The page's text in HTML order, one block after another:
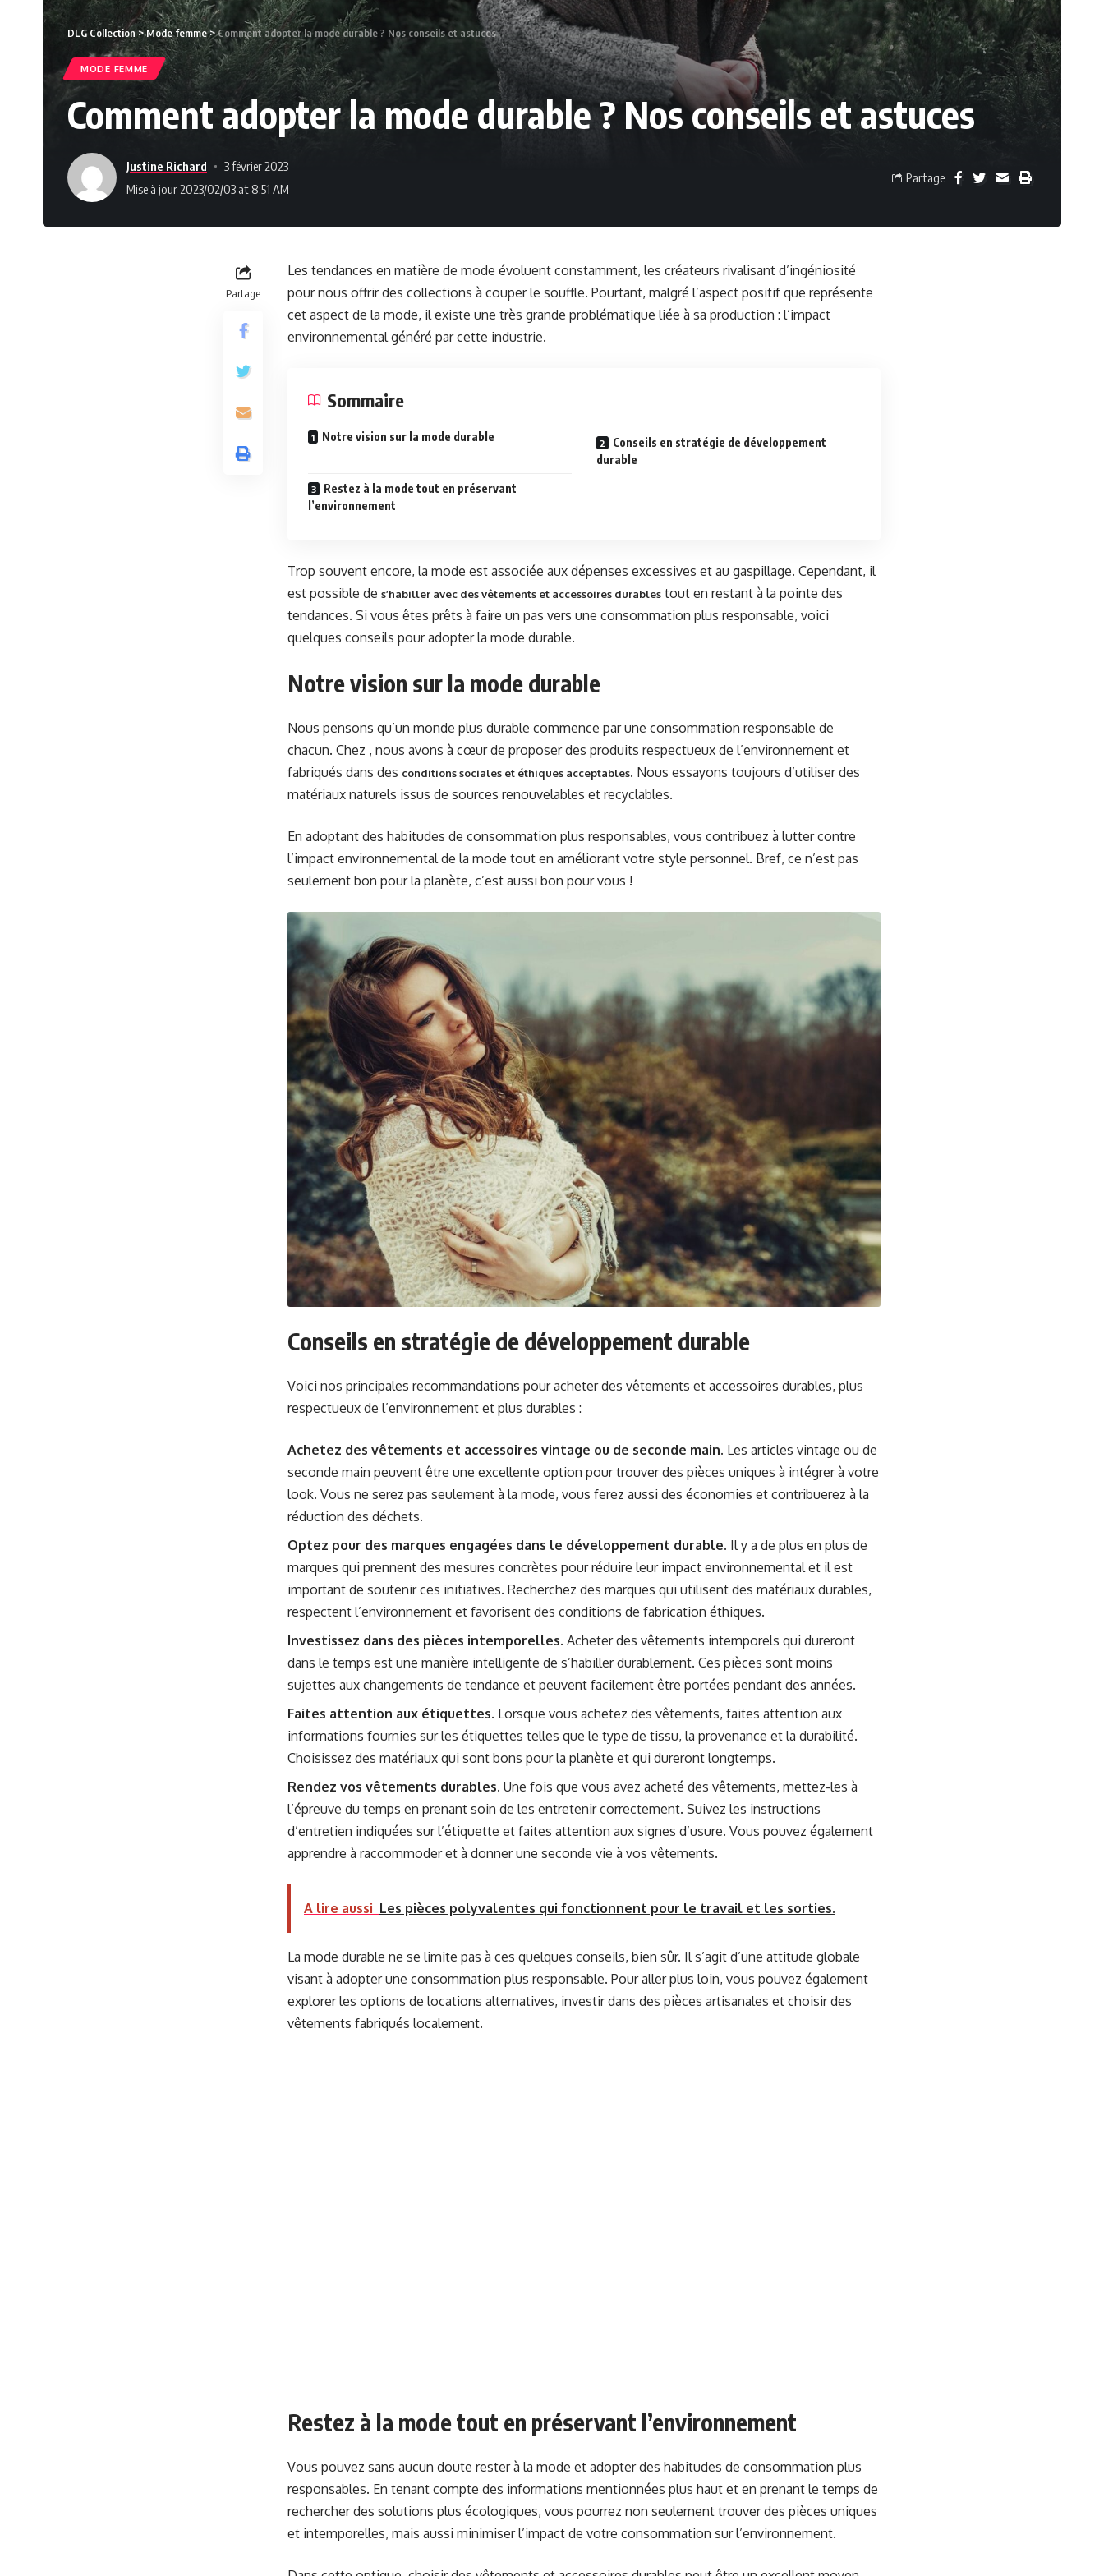
DLG Collection>Mode femme>Comment adopter la mode durable ? Nos conseils et astuces
MODE FEMME
Comment adopter la mode durable ? Nos conseils et astuces
Justine Richard
3 février 2023
Mise à jour 2023/02/03 at 8:51 AM
Partage
Partage
Les tendances en matière de mode évoluent constamment, les créateurs rivalisant d’ingéniosité
pour nous offrir des collections à couper le souffle. Pourtant, malgré l’aspect positif que représente
cet aspect de la mode, il existe une très grande problématique liée à sa production : l’impact
environnemental généré par cette industrie.
Sommaire
Notre vision sur la mode durable
Conseils en stratégie de développement
durable
Restez à la mode tout en préservant
l’environnement
Trop souvent encore, la mode est associée aux dépenses excessives et au gaspillage. Cependant, il
est possible de s’habiller avec des vêtements et accessoires durables tout en restant à la pointe des
tendances. Si vous êtes prêts à faire un pas vers une consommation plus responsable, voici
quelques conseils pour adopter la mode durable.
Notre vision sur la mode durable
Nous pensons qu’un monde plus durable commence par une consommation responsable de
chacun. Chez , nous avons à cœur de proposer des produits respectueux de l’environnement et
fabriqués dans des conditions sociales et éthiques acceptables. Nous essayons toujours d’utiliser des
matériaux naturels issus de sources renouvelables et recyclables.
En adoptant des habitudes de consommation plus responsables, vous contribuez à lutter contre
l’impact environnemental de la mode tout en améliorant votre style personnel. Bref, ce n’est pas
seulement bon pour la planète, c’est aussi bon pour vous !
Conseils en stratégie de développement durable
Voici nos principales recommandations pour acheter des vêtements et accessoires durables, plus
respectueux de l’environnement et plus durables :
Achetez des vêtements et accessoires vintage ou de seconde main. Les articles vintage ou de
seconde main peuvent être une excellente option pour trouver des pièces uniques à intégrer à votre
look. Vous ne serez pas seulement à la mode, vous ferez aussi des économies et contribuerez à la
réduction des déchets.
Optez pour des marques engagées dans le développement durable. Il y a de plus en plus de
marques qui prennent des mesures concrètes pour réduire leur impact environnemental et il est
important de soutenir ces initiatives. Recherchez des marques qui utilisent des matériaux durables,
respectent l’environnement et favorisent des conditions de fabrication éthiques.
Investissez dans des pièces intemporelles. Acheter des vêtements intemporels qui dureront
dans le temps est une manière intelligente de s’habiller durablement. Ces pièces sont moins
sujettes aux changements de tendance et peuvent facilement être portées pendant des années.
Faites attention aux étiquettes. Lorsque vous achetez des vêtements, faites attention aux
informations fournies sur les étiquettes telles que le type de tissu, la provenance et la durabilité.
Choisissez des matériaux qui sont bons pour la planète et qui dureront longtemps.
Rendez vos vêtements durables. Une fois que vous avez acheté des vêtements, mettez-les à
l’épreuve du temps en prenant soin de les entretenir correctement. Suivez les instructions
d’entretien indiquées sur l’étiquette et faites attention aux signes d’usure. Vous pouvez également
apprendre à raccommoder et à donner une seconde vie à vos vêtements.
A lire aussi Les pièces polyvalentes qui fonctionnent pour le travail et les sorties.
La mode durable ne se limite pas à ces quelques conseils, bien sûr. Il s’agit d’une attitude globale
visant à adopter une consommation plus responsable. Pour aller plus loin, vous pouvez également
explorer les options de locations alternatives, investir dans des pièces artisanales et choisir des
vêtements fabriqués localement.
Restez à la mode tout en préservant l’environnement
Vous pouvez sans aucun doute rester à la mode et adopter des habitudes de consommation plus
responsables. En tenant compte des informations mentionnées plus haut et en prenant le temps de
rechercher des solutions plus écologiques, vous pourrez non seulement trouver des pièces uniques
et intemporelles, mais aussi minimiser l’impact de votre consommation sur l’environnement.